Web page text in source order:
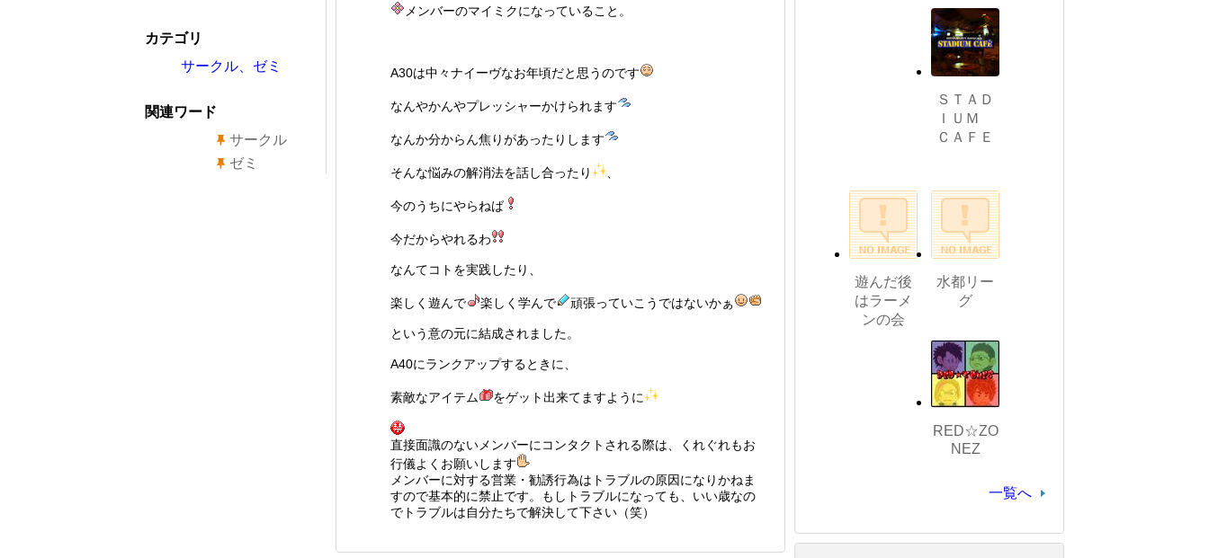
メンバーのマイミクになっていること。
A30は中々ナイーヴなお年頃だと思うのです
なんやかんやプレッシャーかけられます
なんか分からん焦りがあったりします
そんな悩みの解消法を話し合ったり
今のうちにやらねば
今だからやれるわ
なんてコトを実践したり、
楽しく遊んで 楽しく学んで 頑張っていこうではないかぁ
という意の元に結成されました。
A40にランクアップするときに、
素敵なアイテム をゲット出来てますように
直接面識のないメンバーにコンタクトされる際は、くれぐれもお
行儀よくお願いします
メンバーに対する営業・勧誘行為はトラブルの原因になりかねま
すので基本的に禁止です。もしトラブルになっても、いい歳なの
でトラブルは自分たちで解決して下さい（笑）
カテゴリ
サークル、ゼミ
関連ワード
サークル
ゼミ
ＳＴＡＤ
ＩＵＭ
ＣＡＦＥ
遊んだ後
はラーメ
ンの会
水都リー
グ
RED☆ZO
NEZ
一覧へ